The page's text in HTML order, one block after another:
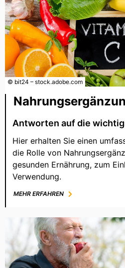
© bit24 – stock.adobe.com
Antworten auf die
Hier erhalten Sie einen
die Rolle von
gesunden Ernährung, zum
Verwendung.
MEHR ERFAHREN